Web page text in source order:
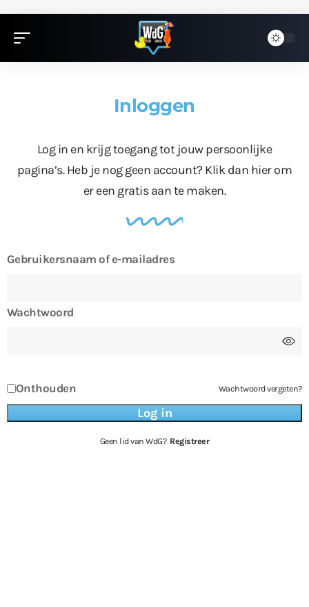
Inloggen
Log in en krijg toegang tot jouw persoonlijke
pagina’s. Heb je nog geen account? Klik dan hierom
er een gratis aan te maken.
Gebruikersnaam of e-mailadres
Wachtwoord
Onthouden Wachtwoord vergeten?
Geen lid van WdG? Registreer